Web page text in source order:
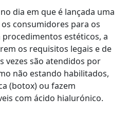
dia em que é lançada uma
consumidores para os
estéticos, a
os requisitos legais e de
vezes são atendidos por
não estando habilitados,
(botox) ou fazem
com ácido hialurónico.